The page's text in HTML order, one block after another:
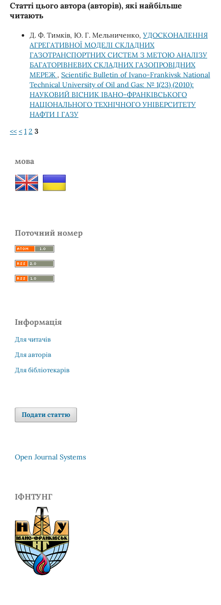
Статті цього автора (авторів), які найбільше
читають
Д. Ф. Тимків, Ю. Г. Мельниченко, УДОСКОНАЛЕННЯ
АГРЕГАТИВНОЇ МОДЕЛІ СКЛАДНИХ
ГАЗОТРАНСПОРТНИХ СИСТЕМ З МЕТОЮ АНАЛІЗУ
БАГАТОРІВНЕВИХ СКЛАДНИХ ГАЗОПРОВІДНИХ
МЕРЕЖ , Scientific Bulletin of Ivano-Frankivsk National
Technical University of Oil and Gas: № 1(23) (2010):
НАУКОВИЙ ВІСНИК ІВАНО-ФРАНКІВСЬКОГО
НАЦІОНАЛЬНОГО ТЕХНІЧНОГО УНІВЕРСИТЕТУ
НАФТИ І ГАЗУ
<< < 1 2 3
мова
Поточний номер
Інформація
Для читачів
Для авторів
Для бібліотекарів
Подати статтю
Open Journal Systems
ІФНТУНГ